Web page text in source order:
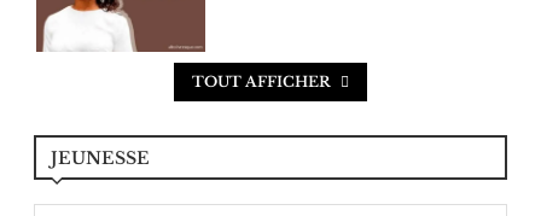
TOUT AFFICHER
JEUNESSE